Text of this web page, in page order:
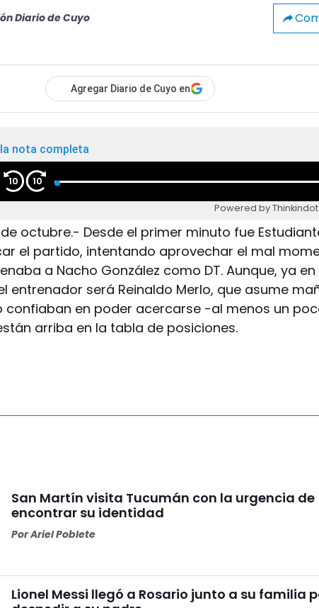
Diario de Cuyo
Agregar Diario de Cuyo en
nota completa
10 10
Powered by
de octubre.- Desde el primer minuto fue
el partido, intentando aprovechar el mal
a Nacho González como DT. Aunque, ya en
entrenador será Reinaldo Merlo, que asume
confiaban en poder acercarse -al menos un
arriba en la tabla de posiciones.
San Martín visita Tucumán con la urgencia de
encontrar su identidad
PorAriel Poblete
Lionel Messi llegó a Rosario junto a su familia